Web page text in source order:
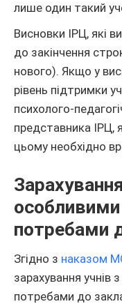
лише один такий
Висновки ІРЦ, які
до закінчення
нового). Якщо у
рівень підтримки
психолого-
представника ІРЦ,
цьому необхідно
особливими
потребами
Згідно з наказом
зарахування учнів
потребами до